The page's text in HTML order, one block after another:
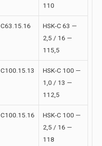
110
C63.15.16
HSK-C 63 —
2,5 / 16 —
115,5
C100.15.13
HSK-C 100 —
1,0 / 13 —
112,5
C100.15.16
HSK-C 100 —
2,5 / 16 —
118